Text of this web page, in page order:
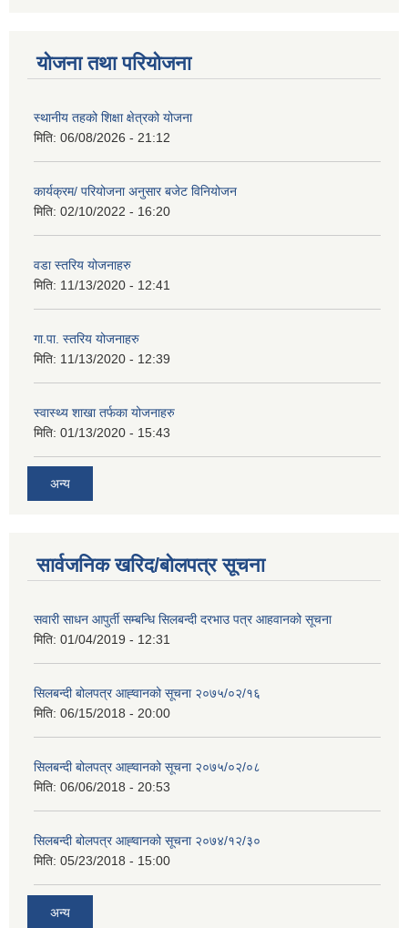
योजना तथा परियोजना
स्थानीय तहको शिक्षा क्षेत्रको योजना
मिति: 06/08/2026 - 21:12
कार्यक्रम/ परियोजना अनुसार बजेट विनियोजन
मिति: 02/10/2022 - 16:20
वडा स्तरिय योजनाहरु
मिति: 11/13/2020 - 12:41
गा.पा. स्तरिय योजनाहरु
मिति: 11/13/2020 - 12:39
स्वास्थ्य शाखा तर्फका योजनाहरु
मिति: 01/13/2020 - 15:43
अन्य
सार्वजनिक खरिद/बोलपत्र सूचना
सवारी साधन आपुर्ती सम्बन्धि सिलबन्दी दरभाउ पत्र आहवानको सूचना
मिति: 01/04/2019 - 12:31
सिलबन्दी बोलपत्र आह्‍वानको सूचना २०७५/०२/१६
मिति: 06/15/2018 - 20:00
सिलबन्दी बोलपत्र आह्‍वानको सूचना २०७५/०२/०८
मिति: 06/06/2018 - 20:53
सिलबन्दी बोलपत्र आह्‍वानको सूचना २०७४/१२/३०
मिति: 05/23/2018 - 15:00
अन्य